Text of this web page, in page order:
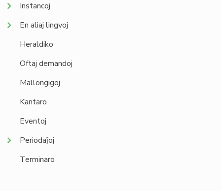
Instancoj
En aliaj lingvoj
Heraldiko
Oftaj demandoj
Mallongigoj
Kantaro
Eventoj
Periodaĵoj
Terminaro